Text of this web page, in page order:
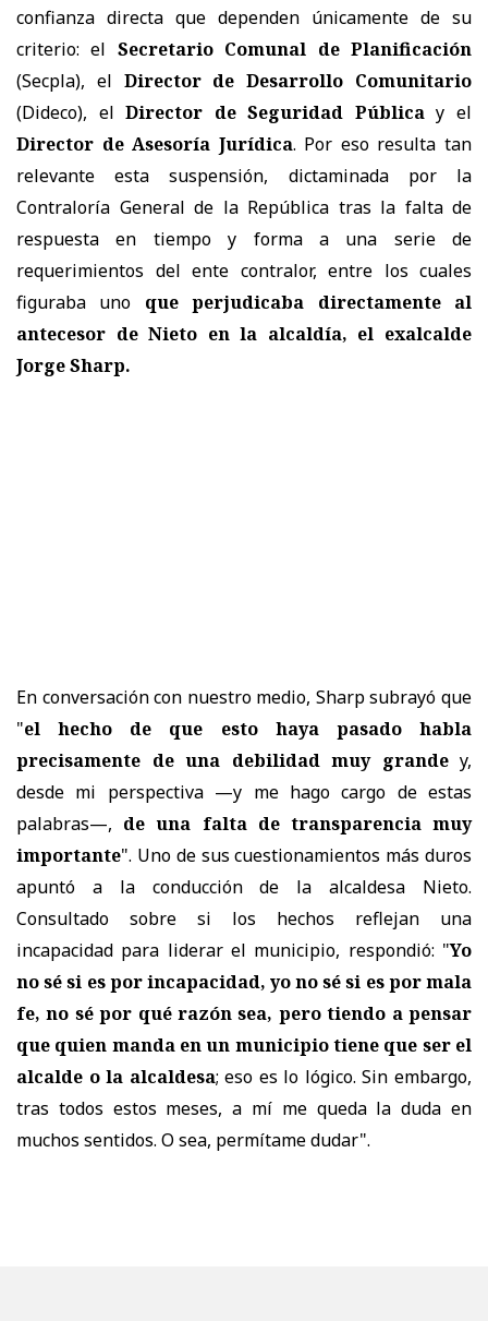
confianza directa que dependen únicamente de su
criterio: el Secretario Comunal de Planificación
(Secpla), el Director de Desarrollo Comunitario
(Dideco), elDirector de Seguridad Públicay el
Director de Asesoría Jurídica. Por eso resulta tan
relevante esta suspensión, dictaminada por la
Contraloría General de la República tras la falta de
respuesta en tiempo y forma a una serie de
requerimientos del ente contralor, entre los cuales
figuraba uno que perjudicaba directamente al
antecesor de Nieto en la alcaldía, el exalcalde
Jorge Sharp.
En conversación con nuestro medio, Sharp subrayó que
"el hecho de que esto haya pasado habla
precisamente de una debilidad muy grandey,
desde mi perspectiva —y me hago cargo de estas
palabras—, de una falta de transparencia muy
importante". Uno de sus cuestionamientos más duros
apuntó a la conducción de la alcaldesa Nieto.
Consultado sobre si los hechos reflejan una
incapacidad para liderar el municipio, respondió: "Yo
no sé si es por incapacidad, yo no sé si es por mala
fe, no sé por qué razón sea, pero tiendo a pensar
que quien manda en un municipio tiene que ser el
alcalde o la alcaldesa; eso es lo lógico. Sin embargo,
tras todos estos meses, a mí me queda la duda en
muchos sentidos. O sea, permítame dudar".